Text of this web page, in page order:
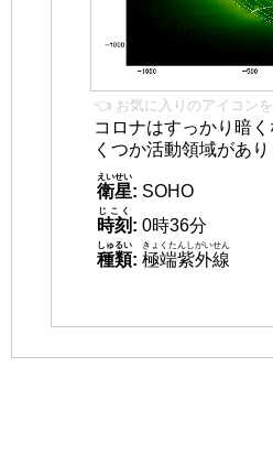
👈 お気に入りのアイコンを
コロナはすっかり暗
くつか活動領域があり
衛星
えいせい
: SOHO
時刻
じこく
: 0時36分
種類
しゅるい
: 極端紫外線
きょくたんしがいせん